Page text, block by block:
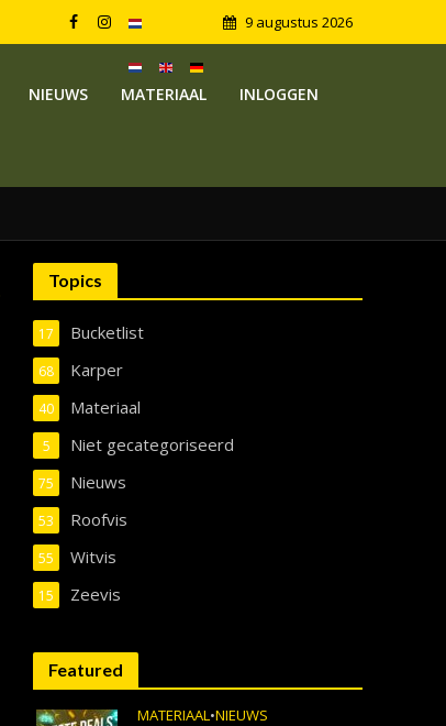
9 augustus 2026
NIEUWS MATERIAAL
INLOGGEN
Topics
Bucketlist
17
Karper
68
Materiaal
40
Niet gecategoriseerd
5
Nieuws
75
Roofvis
53
Witvis
55
Zeevis
15
Featured
MATERIAAL•NIEUWS